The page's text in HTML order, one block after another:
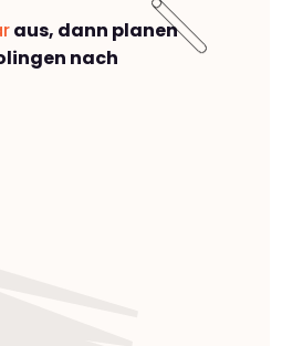
aus, dann planen
nach